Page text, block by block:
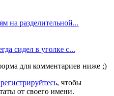
на разделительной...
сидел в уголке с...
для комментариев ниже ;)
, чтобы
от своего имени.